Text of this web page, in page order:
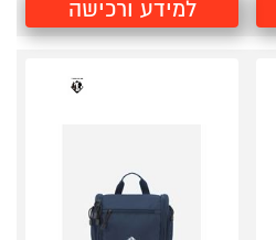
למידע ורכישה